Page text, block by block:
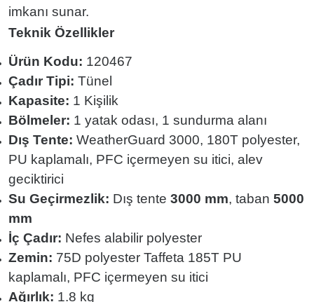
imkanı sunar.
Teknik Özellikler
Ürün Kodu: 120467
Çadır Tipi: Tünel
Kapasite: 1 Kişilik
Bölmeler: 1 yatak odası, 1 sundurma alanı
Dış Tente: WeatherGuard 3000, 180T polyester,
PU kaplamalı, PFC içermeyen su itici, alev
geciktirici
Su Geçirmezlik: Dış tente 3000 mm, taban 5000
mm
İç Çadır: Nefes alabilir polyester
Zemin: 75D polyester Taffeta 185T PU
kaplamalı, PFC içermeyen su itici
Ağırlık: 1.8 kg